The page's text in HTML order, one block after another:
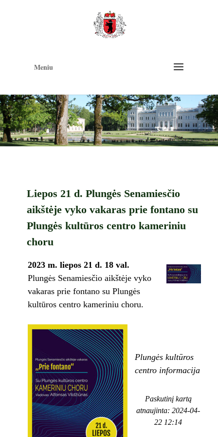
Meniu
Liepos 21 d. Plungės Senamiesčio
aikštėje vyko vakaras prie fontano su
Plungės kultūros centro kameriniu
choru
2023 m. liepos 21 d. 18 val.
Plungės Senamiesčio aikštėje vyko
vakaras prie fontano su Plungės
kultūros centro kameriniu choru.
Plungės kultūros
centro informacija
Paskutinį kartą
atnaujinta: 2024-04-
22 12:14